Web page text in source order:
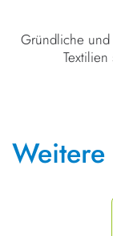
Gründliche
Weitere